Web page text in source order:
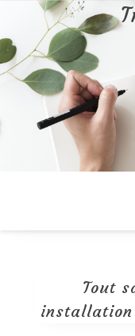
contenu
Tout
installation